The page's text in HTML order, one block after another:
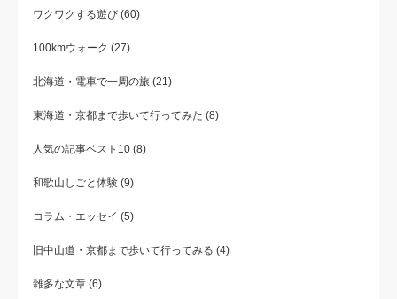
ワクワクする遊び (60)
100kmウォーク (27)
北海道・電車で一周の旅 (21)
東海道・京都まで歩いて行ってみた (8)
人気の記事ベスト10 (8)
和歌山しごと体験 (9)
コラム・エッセイ (5)
旧中山道・京都まで歩いて行ってみる (4)
雑多な文章 (6)